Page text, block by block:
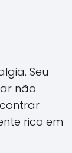
Seu
não
rico em